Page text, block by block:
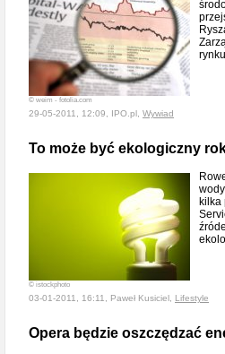
© weim - fotolia.com
29-05-2011, 12:09, IPO.pl, Wywiad
To może być ekologiczny
© istockphoto
kilka
03-01-2011, 16:11, Paweł Kusiciel, Lifestyle
Opera będzie oszczędzać